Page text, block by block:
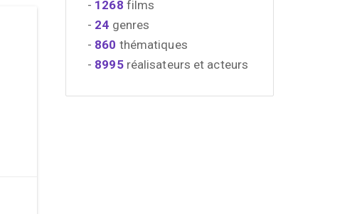
- 1268 films
- 24 genres
- 860 thématiques
- 8995réalisateurs et acteurs